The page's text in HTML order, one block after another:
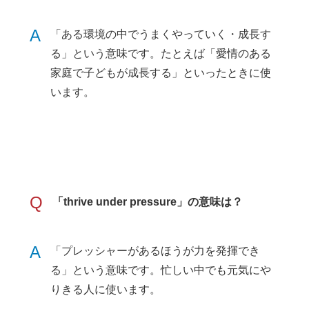
A
「ある環境の中でうまくやっていく・成長す
る」という意味です。たとえば「愛情のある
家庭で子どもが成長する」といったときに使
います。
Q 「thrive under pressure」の意味は？
A
「プレッシャーがあるほうが力を発揮でき
る」という意味です。忙しい中でも元気にや
りきる人に使います。